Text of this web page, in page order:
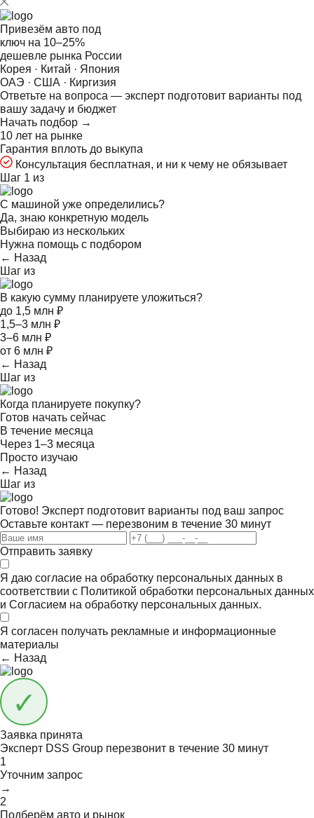
Привезём авто под
ключ на 10–25%
дешевле рынка России
Корея · Китай · Япония
ОАЭ · США · Киргизия
Ответьте на вопроса — эксперт подготовит варианты под
вашу задачу и бюджет
Начать подбор →
10 лет на рынке
Гарантия вплоть до выкупа
Консультация бесплатная, и ни к чему не обязывает
Шаг 1 из
С машиной уже определились?
Да, знаю конкретную модель
Выбираю из нескольких
Нужна помощь с подбором
← Назад
Шаг из
В какую сумму планируете уложиться?
до 1,5 млн ₽
1,5–3 млн ₽
3–6 млн ₽
от 6 млн ₽
← Назад
Шаг из
Когда планируете покупку?
Готов начать сейчас
В течение месяца
Через 1–3 месяца
Просто изучаю
← Назад
Шаг из
Готово! Эксперт подготовит варианты под ваш запрос
Оставьте контакт — перезвоним в течение 30 минут
Отправить заявку
Я даю согласие на обработку персональных данных в
соответствии с Политикой обработки персональных данных
и Согласием на обработку персональных данных.
Я согласен получать рекламные и информационные
материалы
← Назад
Заявка принята
Эксперт DSS Group перезвонит в течение 30 минут
1
Уточним запрос
→
2
Подберём авто и рынок